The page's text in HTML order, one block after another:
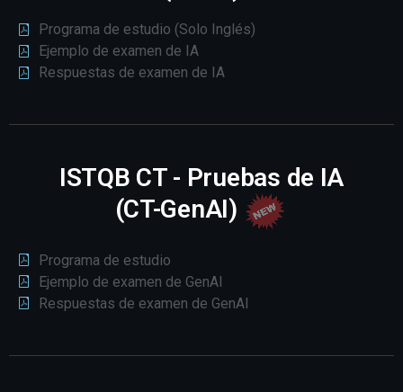
Programa de estudio (Solo Inglés)
Ejemplo de examen de IA
Respuestas de examen de IA
ISTQB CT - Pruebas de IA
(CT-GenAI)
Programa de estudio
Ejemplo de examen de GenAI
Respuestas de examen de GenAI